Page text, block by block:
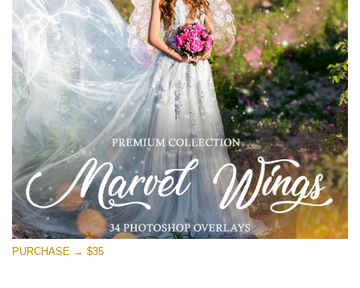
(1783 Overlays)
Large 6000*4000px
Ücretsiz indirin
PURCHASE → $35